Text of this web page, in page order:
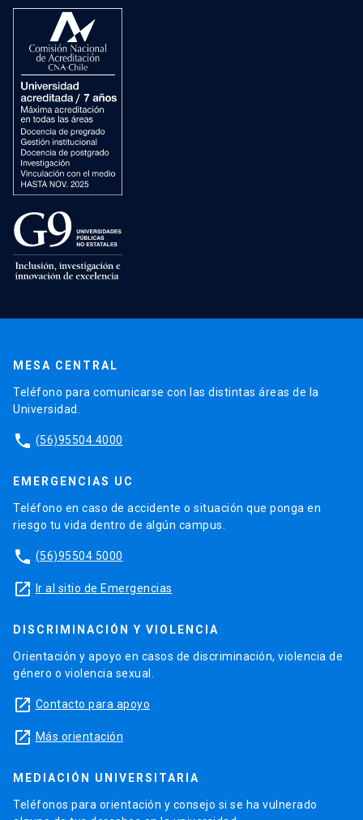
MESA CENTRAL
Teléfono para comunicarse con las distintas áreas de la
Universidad.
phone (56)95504 4000
EMERGENCIAS UC
Teléfono en caso de accidente o situación que ponga en
riesgo tu vida dentro de algún campus.
phone (56)95504 5000
launch Ir al sitio de Emergencias
DISCRIMINACIÓN Y VIOLENCIA
Orientación y apoyo en casos de discriminación, violencia de
género o violencia sexual.
launch Contacto para apoyo
launch Más orientación
MEDIACIÓN UNIVERSITARIA
Teléfonos para orientación y consejo si se ha vulnerado